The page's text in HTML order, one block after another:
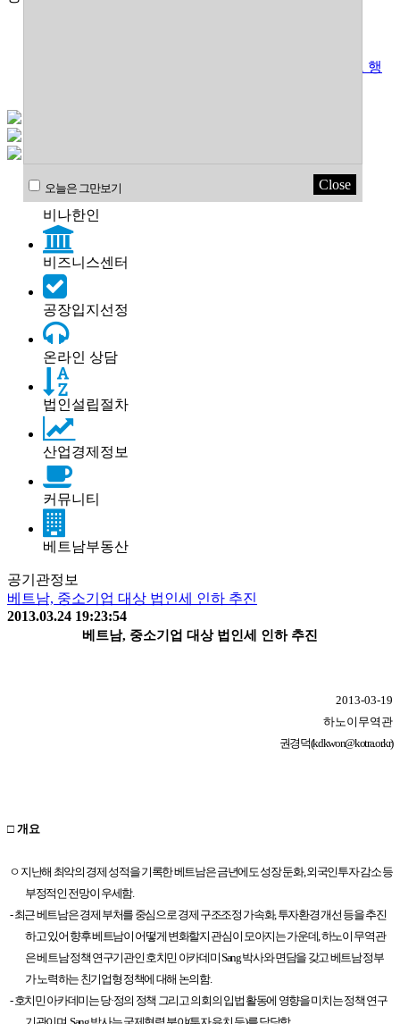
베트남 새로운 투자법 적용을 위한 과도기적 단계로 행
비나한인
비즈니스센터
공장입지선정
온라인 상담
법인설립절차
산업경제정보
커뮤니티
베트남부동산
공기관정보
베트남, 중소기업 대상 법인세 인하 추진
2013.03.24 19:23:54
베트남, 중소기업 대상 법인세 인하 추진
2013-03-19
하노이무역관
권경덕(kdkwon@kotra.or.kr)
□ 개요
ㅇ 지난해 최악의 경제 성적을 기록한 베트남은 금년에도 성장 둔화, 외국인투자 감소 등
부정적인 전망이 우세함.
- 최근 베트남은 경제 부처를 중심으로 경제 구조조정 가속화, 투자환경 개선 등을 추진
하고 있어 향후 베트남이 어떻게 변화할지 관심이 모아지는 가운데, 하노이 무역관
은 베트남 정책 연구기관인 호치민 아카데미 Sang 박사와 면담을 갖고 베트남 정부
가 노력하는 친기업형 정책에 대해 논의함.
- 호치민 아카데미는 당·정의 정책 그리고 의회의 입법 활동에 영향을 미치는 정책 연구
오늘은 그만보기 Close